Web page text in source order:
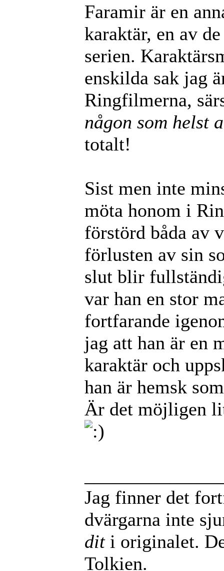
Faramir är en
karaktär, en av
serien.
enskilda sak jag
Ringfilmerna,
någon som helst
totalt!
Sist men inte
möta honom i
förstörd båda av
förlusten av sin
slut blir
var han en stor
fortfarande
jag att han är en
karaktär och
han är hemsk
Är det möjligen
Jag finner det
dvärgarna inte
diti originalet.
Tolkien.